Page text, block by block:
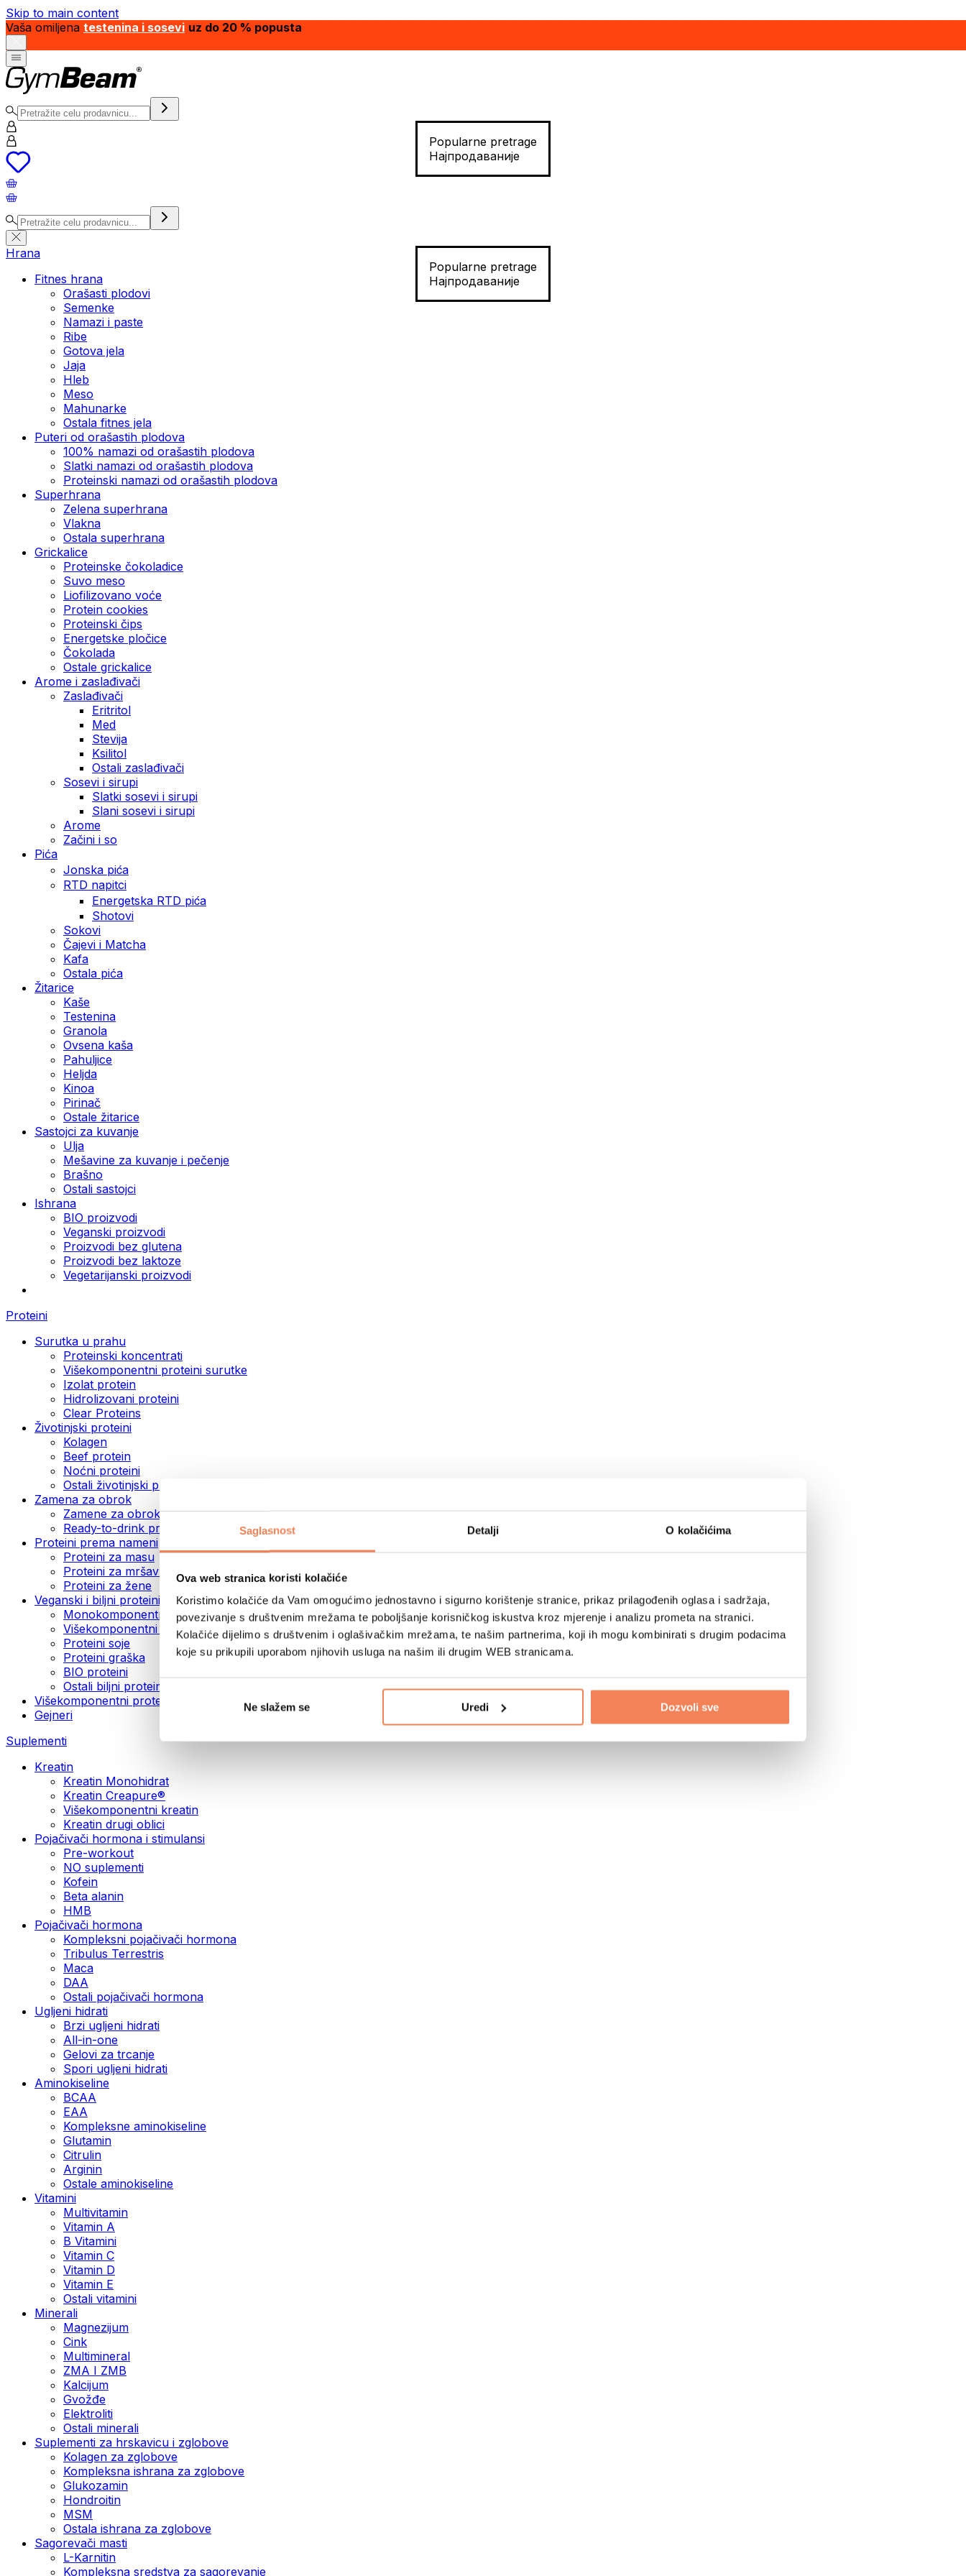
Saglasnost Detalji O kolačićima
Ova web stranica koristi kolačiće
Koristimo kolačiće da Vam omogućimo jednostavno i sigurno korištenje stranice, prikaz prilagođenih oglasa i sadržaja,
povezivanje s društvenim mrežama te poboljšanje korisničkog iskustva kroz mjerenje i analizu prometa na stranici.
Kolačiće dijelimo s društvenim i oglašivačkim mrežama, te našim partnerima, koji ih mogu kombinirati s drugim podacima
koje su prikupili uporabom njihovih usluga na našim ili drugim WEB stranicama.
Ne slažem se Uredi Dozvoli sve
Skip to main content
Vaša omiljena testenina i sosevi uz do 20 % popusta
Popularne pretrage
Најпродаваније
Popularne pretrage
Најпродаваније
Hrana
Fitnes hrana
Orašasti plodovi
Semenke
Namazi i paste
Ribe
Gotova jela
Јаја
Hleb
Meso
Mahunarke
Ostala fitnes jela
Puteri od orašastih plodova
100% namazi od orašastih plodova
Slatki namazi od orašastih plodova
Proteinski namazi od orašastih plodova
Superhrana
Zelena superhrana
Vlakna
Ostala superhrana
Grickalice
Proteinske čokoladice
Suvo meso
Liofilizovano voće
Protein cookies
Proteinski čips
Energetske pločice
Čokolada
Ostale grickalice
Arome i zaslađivači
Zaslađivači
Eritritol
Med
Stevija
Ksilitol
Ostali zaslađivači
Sosevi i sirupi
Slatki sosevi i sirupi
Slani sosevi i sirupi
Arome
Začini i so
Pića
Jonska pića
RTD napitci
Energetska RTD pića
Shotovi
Sokovi
Čajevi i Matcha
Kafa
Ostala pića
Žitarice
Kaše
Testenina
Granola
Ovsena kaša
Pahuljice
Heljda
Kinoa
Pirinač
Ostale žitarice
Sastojci za kuvanje
Ulja
Mešavine za kuvanje i pečenje
Brašno
Ostali sastojci
Ishrana
BIO proizvodi
Veganski proizvodi
Proizvodi bez glutena
Proizvodi bez laktoze
Vegetarijanski proizvodi
Proteini
Surutka u prahu
Proteinski koncentrati
Višekomponentni proteini surutke
Izolat protein
Hidrolizovani proteini
Clear Proteins
Životinjski proteini
Kolagen
Beef protein
Noćni proteini
Ostali životinjski proteini
Zamena za obrok
Zamene za obrok u prahu
Ready-to-drink proteinski napici
Proteini prema nameni
Proteini za masu
Proteini za mršavljenje
Proteini za žene
Veganski i biljni proteini
Monokomponentni veganski proteini
Višekomponentni veganski proteini
Proteini soje
Proteini graška
BIO proteini
Ostali biljni proteini
Višekomponentni proteini
Gejneri
Suplementi
Kreatin
Kreatin Monohidrat
Kreatin Creapure®
Višekomponentni kreatin
Kreatin drugi oblici
Pojačivači hormona i stimulansi
Pre-workout
NO suplementi
Kofein
Beta alanin
HMB
Pojačivači hormona
Kompleksni pojačivači hormona
Tribulus Terrestris
Maca
DAA
Ostali pojačivači hormona
Ugljeni hidrati
Brzi ugljeni hidrati
All-in-one
Gelovi za trcanje
Spori ugljeni hidrati
Aminokiseline
BCAA
ЕАА
Kompleksne aminokiseline
Glutamin
Citrulin
Arginin
Ostale aminokiseline
Vitamini
Multivitamin
Vitamin A
B Vitamini
Vitamin C
Vitamin D
Vitamin E
Ostali vitamini
Minerali
Magnezijum
Cink
Multimineral
ZMA I ZMB
Kalcijum
Gvožđe
Elektroliti
Ostali minerali
Suplementi za hrskavicu i zglobove
Kolagen za zglobove
Kompleksna ishrana za zglobove
Glukozamin
Hondroitin
MSM
Ostala ishrana za zglobove
Sagorevači masti
L-Karnitin
Kompleksna sredstva za sagorevanje